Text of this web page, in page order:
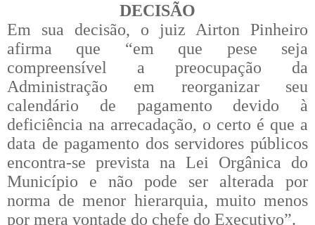
DECISÃO
Em sua decisão, o juiz Airton Pinheiro
afirma que “em que pese seja
compreensível a preocupação da
Administração em reorganizar seu
calendário de pagamento devido à
deficiência na arrecadação, o certo é que a
data de pagamento dos servidores públicos
encontra-se prevista na Lei Orgânica do
Município e não pode ser alterada por
norma de menor hierarquia, muito menos
por mera vontade do chefe do Executivo”.